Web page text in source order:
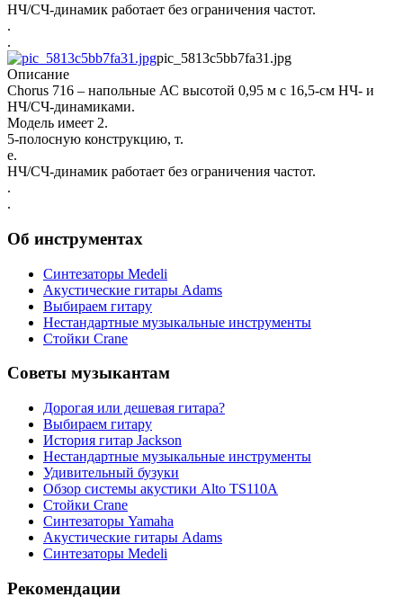
НЧ/СЧ-динамик работает без ограничения частот.
.
.
pic_5813c5bb7fa31.jpg
Описание
Chorus 716 – напольные АС высотой 0,95 м с 16,5-см НЧ- и
НЧ/СЧ-динамиками.
Модель имеет 2.
5-полосную конструкцию, т.
е.
НЧ/СЧ-динамик работает без ограничения частот.
.
.
Об инструментах
Синтезаторы Мedeli
Акустические гитары Adams
Выбираем гитару
Нестандартные музыкальные инструменты
Стойки Crane
Советы музыкантам
Дорогая или дешевая гитара?
Выбираем гитару
История гитар Jackson
Нестандартные музыкальные инструменты
Удивительный бузуки
Обзор системы акустики Alto TS110A
Стойки Crane
Синтезаторы Yamaha
Акустические гитары Adams
Синтезаторы Мedeli
Рекомендации